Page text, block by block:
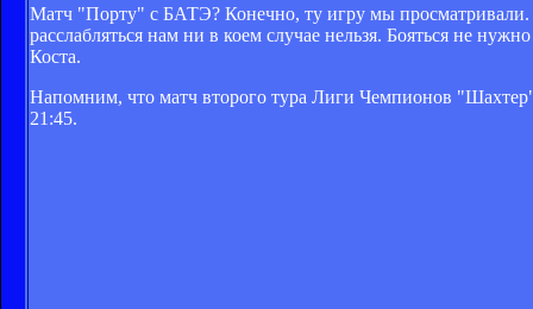
Матч "Порту" с БАТЭ? Конечно, ту игру мы просматривали.
расслабляться нам ни в коем случае нельзя. Бояться не
Коста.
Напомним, что матч второго тура Лиги Чемпионов
21:45.